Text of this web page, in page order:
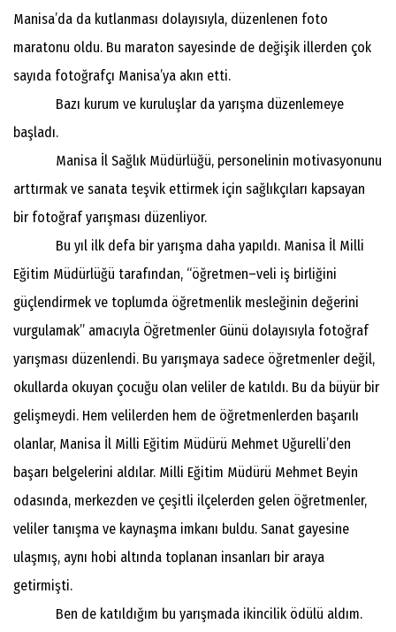
Manisa’da da kutlanması dolayısıyla, düzenlenen foto
maratonu oldu. Bu maraton sayesinde de değişik illerden çok
sayıda fotoğrafçı Manisa’ya akın etti.
Bazı kurum ve kuruluşlar da yarışma düzenlemeye
başladı.
Manisa İl Sağlık Müdürlüğü, personelinin motivasyonunu
arttırmak ve sanata teşvik ettirmek için sağlıkçıları kapsayan
bir fotoğraf yarışması düzenliyor.
Bu yıl ilk defa bir yarışma daha yapıldı. Manisa İl Milli
Eğitim Müdürlüğü tarafından, “öğretmen–veli iş birliğini
güçlendirmek ve toplumda öğretmenlik mesleğinin değerini
vurgulamak” amacıyla Öğretmenler Günü dolayısıyla fotoğraf
yarışması düzenlendi. Bu yarışmaya sadece öğretmenler değil,
okullarda okuyan çocuğu olan veliler de katıldı. Bu da büyür bir
gelişmeydi. Hem velilerden hem de öğretmenlerden başarılı
olanlar, Manisa İl Milli Eğitim Müdürü Mehmet Uğurelli’den
başarı belgelerini aldılar. Milli Eğitim Müdürü Mehmet Beyin
odasında, merkezden ve çeşitli ilçelerden gelen öğretmenler,
veliler tanışma ve kaynaşma imkanı buldu. Sanat gayesine
ulaşmış, aynı hobi altında toplanan insanları bir araya
getirmişti.
Ben de katıldığım bu yarışmada ikincilik ödülü aldım.